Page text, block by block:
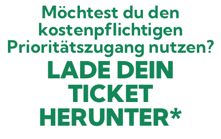
Möchtest du den
kostenpflichtigen
Prioritätszugang nutzen?
LADE DEIN
TICKET
HERUNTER*